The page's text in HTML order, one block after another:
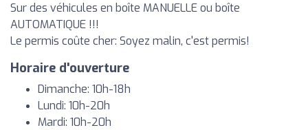
Sur des véhicules en boîte MANUELLE ou boîte
AUTOMATIQUE !!!
Le permis coûte cher: Soyez malin, c'est permis!
Horaire d'ouverture
Dimanche: 10h-18h
Lundi: 10h-20h
Mardi: 10h-20h